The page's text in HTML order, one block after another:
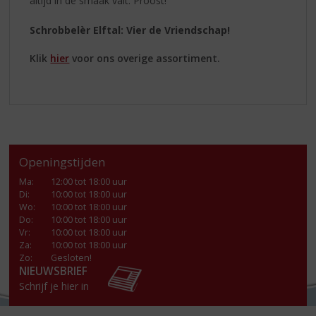
Schrobbelèr Elftal: Vier de Vriendschap!
Klik hier voor ons overige assortiment.
Openingstijden
Ma:
12:00 tot 18:00 uur
Di:
10:00 tot 18:00 uur
Wo:
10:00 tot 18:00 uur
Do:
10:00 tot 18:00 uur
Vr:
10:00 tot 18:00 uur
Za:
10:00 tot 18:00 uur
Zo:
Gesloten!
NIEUWSBRIEF
Schrijf je hier in